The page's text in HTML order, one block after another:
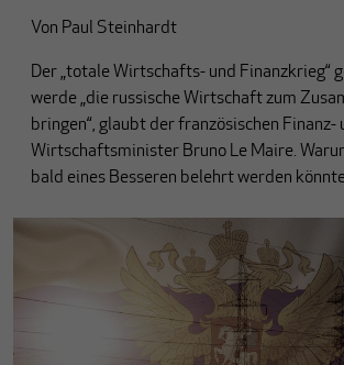
Von Paul Steinhardt
Der „totale Wirtschafts- und Finanzkrieg“
werde „die russische Wirtschaft zum
bringen“, glaubt der französischen Finanz-
Wirtschaftsminister Bruno Le Maire.
bald eines Besseren belehrt werden